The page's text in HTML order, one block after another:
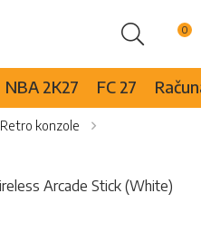
Pretraži
Skip
Content
NBA 2K27 FC 27
Retro konzole